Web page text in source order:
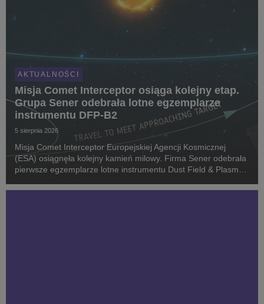
AKTUALNOŚCI
Misja Comet Interceptor osiąga kolejny etap.
Grupa Sener odebrała lotne egzemplarze
instrumentu DFP-B2
5 sierpnia 2026
Misja Comet Interceptor Europejskiej Agencji Kosmicznej
(ESA) osiągnęła kolejny kamień milowy. Firma Sener odebrała
pierwsze egzemplarze lotne instrumentu Dust Field & Plasma
naukowego. Celem projektu jest zbadanie kome...